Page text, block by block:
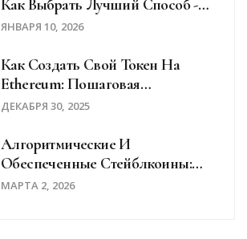
Как Выбрать Лучший Способ -
Биржа, P2P Или Обменник
ЯНВАРЯ 10, 2026
Как Создать Свой Токен На
Ethereum: Пошаговая
Инструкция Для Новичков
ДЕКАБРЯ 30, 2025
Алгоритмические И
Обеспеченные Стейблкоины:
Сравнение Моделей В 2026 Году
МАРТА 2, 2026